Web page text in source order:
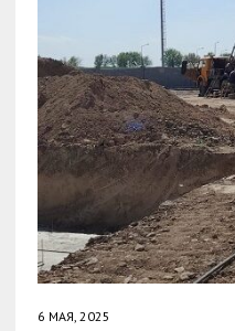
6 МАЯ, 2025